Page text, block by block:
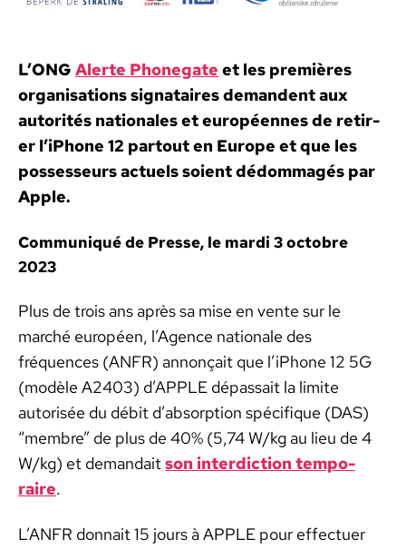
L’ONG Alerte Phonegate et les pre­mières
organ­i­sa­tions sig­nataires deman­dent aux
autorités nationales et européennes de retir­
er l’iPhone 12 partout en Europe et que les
pos­sesseurs actuels soient dédom­magés par
Apple.
Com­mu­niqué de Presse, le mar­di 3 octo­bre
2023
Plus de trois ans après sa mise en vente sur le
marché européen, l’Agence nationale des
fréquences (ANFR) annonçait que l’iPhone 12 5G
(mod­èle A2403) d’APPLE dépas­sait la lim­ite
autorisée du débit d’absorption spé­ci­fique (DAS)
“mem­bre” de plus de 40% (5,74 W/kg au lieu de 4
W/kg) et demandaitson inter­dic­tion tem­po­
raire.
L’ANFR don­nait 15 jours à APPLE pour effectuer